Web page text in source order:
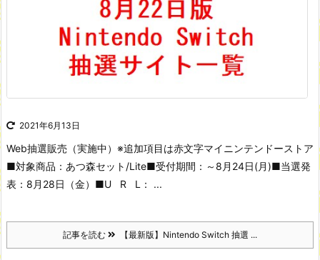
2021年6月13日
Web抽選販売（実施中） ※追加項目は赤文字マイニンテンドーストア
■対象商品：あつ森セット/Lite■受付期間：～8月24日(月)■当選発
表：8月28日（金） ■U R L： ...
記事を読む 【最新版】Nintendo Switch 抽選 ...